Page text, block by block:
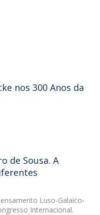
nos 300 Anos da
de Sousa. A
Luso-Galaico-
Internacional.